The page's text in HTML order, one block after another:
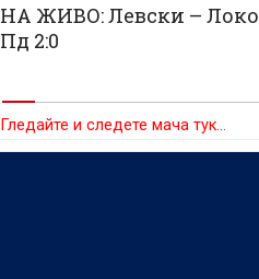
НА ЖИВО: Левски – Локо
Пд 2:0
Гледайте и следете мача тук…